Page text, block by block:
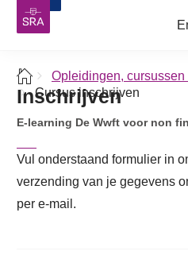
Opleidingen, cursussen
Cursus inschrijven
Inschrijven
E-learning De Wwft voor non
Vul onderstaand formulier in
verzending van je gegevens
per e-mail.